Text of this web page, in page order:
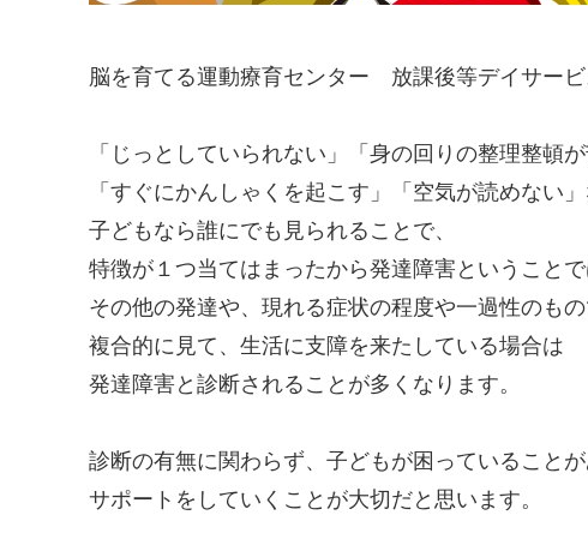
脳を育てる運動療育センター 放課後等デイサービ
「じっとしていられない」「身の回りの整理整頓が
「すぐにかんしゃくを起こす」「空気が読めない」
子どもなら誰にでも見られることで、
特徴が１つ当てはまったから発達障害ということで
その他の発達や、現れる症状の程度や一過性のも
複合的に見て、生活に支障を来たしている場合は
発達障害と診断されることが多くなります。
診断の有無に関わらず、子どもが困っていること
サポートをしていくことが大切だと思います。